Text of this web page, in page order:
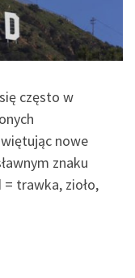
często w
nowe
znaku
trawka, zioło,